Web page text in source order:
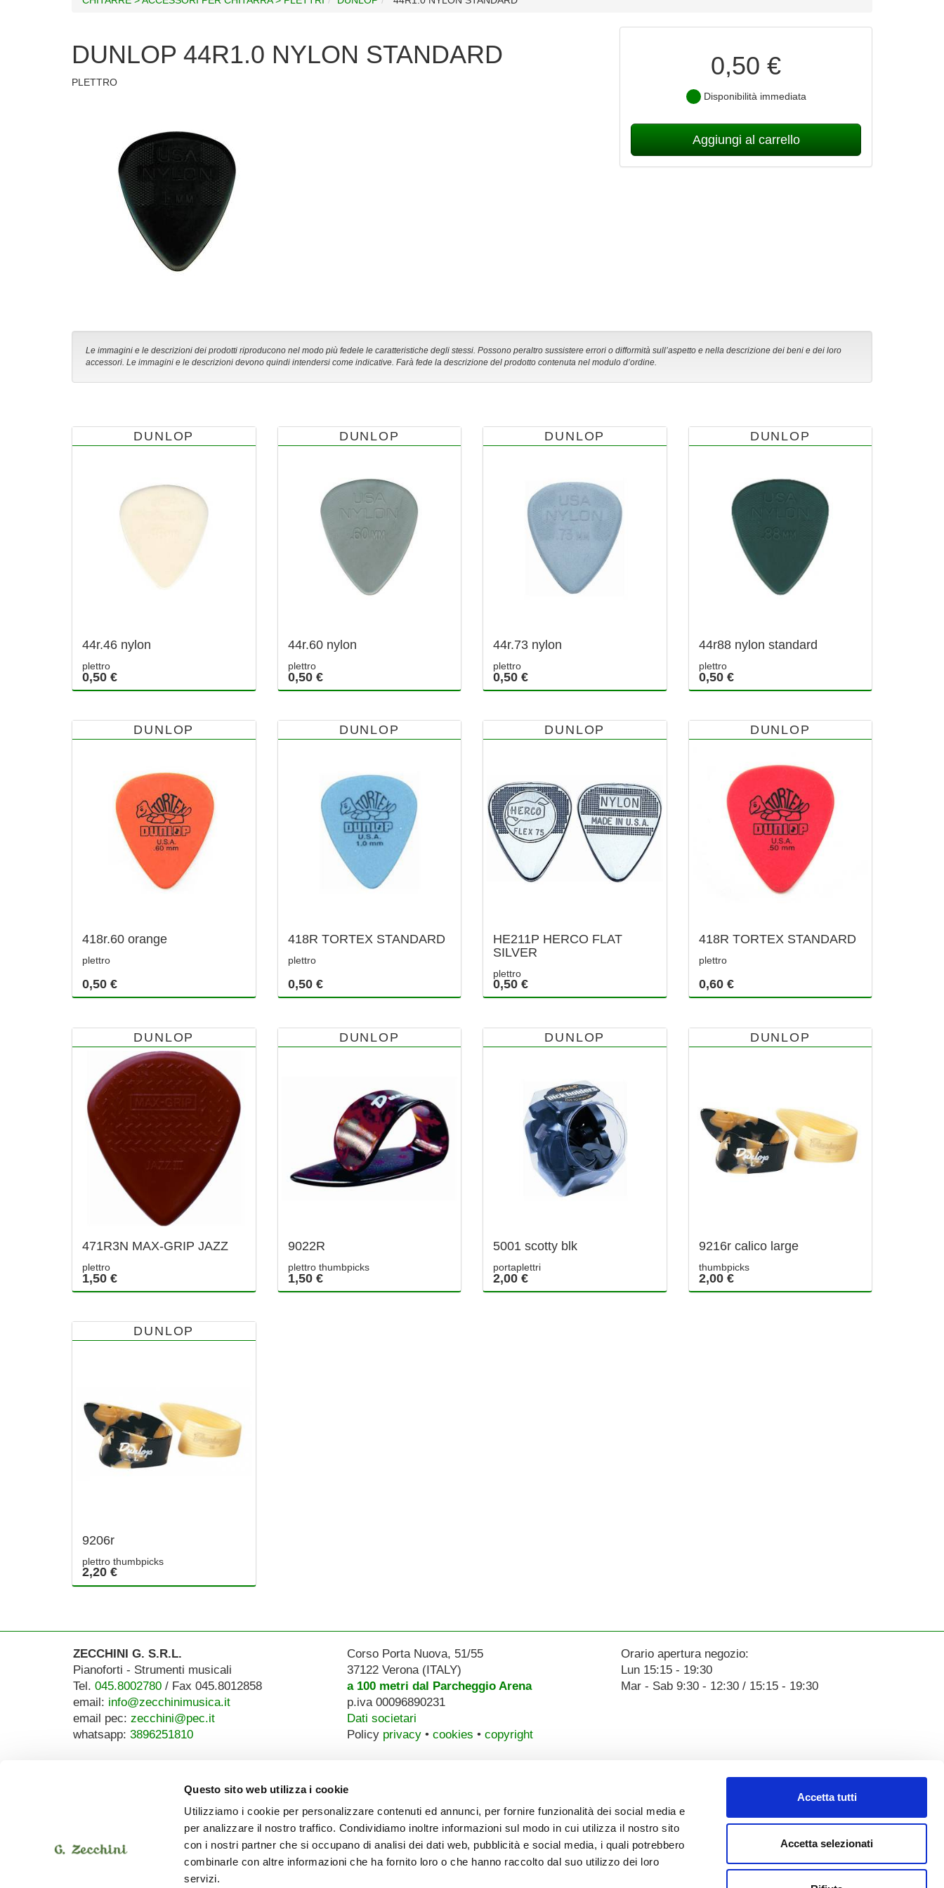
Questo sito web utilizza i cookie
Utilizziamo i cookie per personalizzare contenuti ed annunci, per fornire funzionalità dei social media e
per analizzare il nostro traffico. Condividiamo inoltre informazioni sul modo in cui utilizza il nostro sito
con i nostri partner che si occupano di analisi dei dati web, pubblicità e social media, i quali potrebbero
combinarle con altre informazioni che ha fornito loro o che hanno raccolto dal suo utilizzo dei loro
servizi.
Accetta tutti
Accetta selezionati
0,50 €
Disponibilità immediata
Aggiungi al carrello
DUNLOP 44R1.0 NYLON STANDARD
PLETTRO
Le immagini e le descrizioni dei prodotti riproducono nel modo più fedele le caratteristiche degli stessi. Possono peraltro sussistere errori o difformità sull’aspetto e nella descrizione dei beni e dei loro
accessori. Le immagini e le descrizioni devono quindi intendersi come indicative. Farà fede la descrizione del prodotto contenuta nel modulo d’ordine.
DUNLOP
44r.46 nylon
plettro
0,50 €
DUNLOP
44r.60 nylon
plettro
0,50 €
DUNLOP
44r.73 nylon
plettro
0,50 €
DUNLOP
44r88 nylon standard
plettro
0,50 €
DUNLOP
418r.60 orange
plettro
0,50 €
DUNLOP
418R TORTEX STANDARD
plettro
0,50 €
DUNLOP
HE211P HERCO FLAT
SILVER
plettro
0,50 €
DUNLOP
418R TORTEX STANDARD
plettro
0,60 €
DUNLOP
471R3N MAX-GRIP JAZZ
plettro
1,50 €
DUNLOP
9022R
plettro thumbpicks
1,50 €
DUNLOP
5001 scotty blk
portaplettri
2,00 €
DUNLOP
9216r calico large
thumbpicks
2,00 €
DUNLOP
9206r
plettro thumbpicks
2,20 €
ZECCHINI G. S.R.L.
Pianoforti - Strumenti musicali
Tel. 045.8002780/ Fax 045.8012858
email: info@zecchinimusica.it
email pec: zecchini@pec.it
whatsapp: 3896251810
Corso Porta Nuova, 51/55
37122 Verona (ITALY)
a 100 metri dal Parcheggio Arena
p.iva 00096890231
Dati societari
Policy privacy• cookies • copyright
Orario apertura negozio:
Lun 15:15 - 19:30
Mar - Sab 9:30 - 12:30 / 15:15 - 19:30